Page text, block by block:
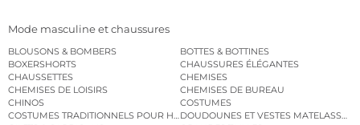
Mode masculine et chaussures
BLOUSONS & BOMBERS
BOTTES & BOTTINES
BOXERSHORTS
CHAUSSURES ÉLÉGANTES
CHAUSSETTES
CHEMISES
CHEMISES DE LOISIRS
CHEMISES DE BUREAU
CHINOS
COSTUMES
COSTUMES TRADITIONNELS POUR HOMMEDOUDOUNES ET VESTES MATELASSÉES